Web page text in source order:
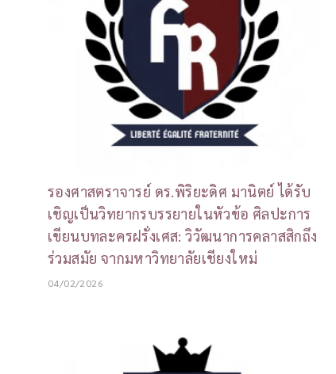
รองศาสตราจารย์ ดร.พิริยะดิศ มานิตย์ ได้รับ
เชิญเป็นวิทยากรบรรยายในหัวข้อ ศิลปะการ
เขียนบทละครฝรั่งเศส: วิวัฒนาการคลาสสิกถึง
ร่วมสมัย จากมหาวิทยาลัยเชียงใหม่
04/02/2026